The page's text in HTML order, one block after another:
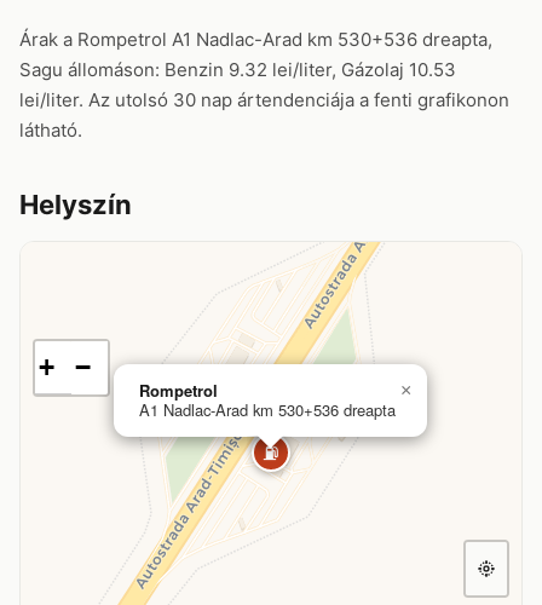
Árak a Rompetrol A1 Nadlac-Arad km 530+536 dreapta,
Sagu állomáson: Benzin 9.32 lei/liter, Gázolaj 10.53
lei/liter. Az utolsó 30 nap ártendenciája a fenti grafikonon
látható.
Helyszín
⛽
Rompetrol
A1 Nadlac-Arad km 530+536 dreapta
×
+ −